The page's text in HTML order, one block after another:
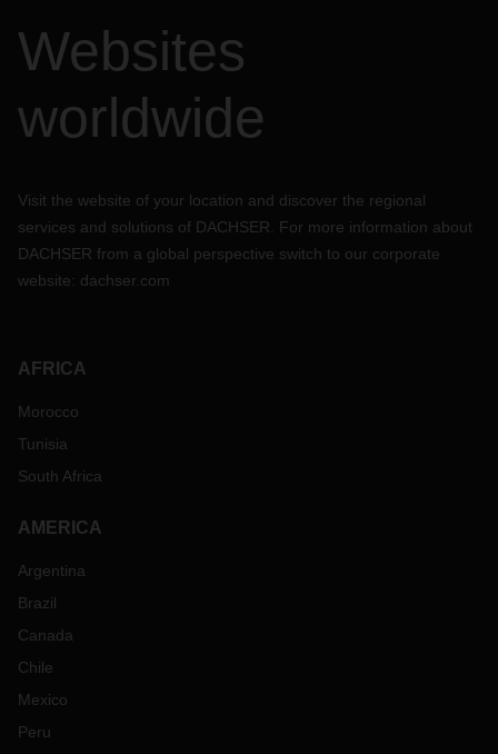
Websites
worldwide
Visit the website of your location and discover the regional
services and solutions of DACHSER. For more information about
DACHSER from a global perspective switch to our corporate
website: dachser.com
AFRICA
Morocco
Tunisia
South Africa
AMERICA
Argentina
Brazil
Canada
Chile
Mexico
Peru